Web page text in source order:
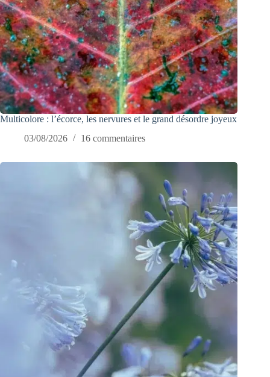
Multicolore : l’écorce, les nervures et le grand désordre joyeux
03/08/2026
16 commentaires